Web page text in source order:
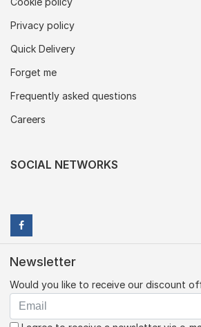
Privacy policy
Quick Delivery
Forget me
Frequently asked questions
Careers
SOCIAL NETWORKS
Newsletter
Would you like to receive our discount